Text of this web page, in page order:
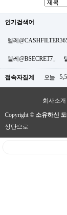
인기검색어
텔레
텔레@BSECRET7」
접속자집계 오늘
회사소개
Copyright © 소유하신
상단으로